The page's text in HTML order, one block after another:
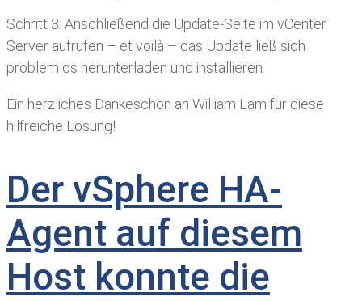
Schritt 3: Anschließend die Update-Seite im vCenter
Server aufrufen – et voilà – das Update ließ sich
problemlos herunterladen und installieren.
Ein herzliches Dankeschön an William Lam für diese
hilfreiche Lösung!
Der vSphere HA-
Agent auf diesem
Host konnte die